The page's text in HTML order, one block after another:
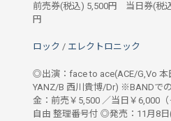
前売券(税込) 5,500円 当日券(税
円
ロック / エレクトロニック
◎出演：face to ace(ACE/G,Vo 本
YANZ/B 西川貴博/Dr) ※BANDで
金：前売￥5,500 ／当日￥6,000
自由 整理番号付 ◎発売：11月8